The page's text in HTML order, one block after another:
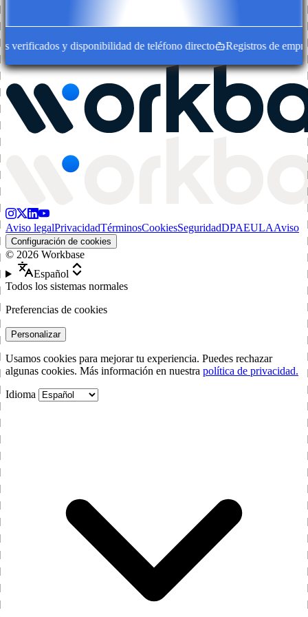
y disponibilidad de teléfono directo Registros de
Aviso legalPrivacidadTérminosCookiesSeguridadDPAEULAAviso
Configuración de cookies
© 2026 Workbase
Español
Todos los sistemas normales
Preferencias de cookies
Personalizar
Usamos cookies para mejorar tu experiencia. Puedes rechazar
algunas cookies. Más información en nuestra política de privacidad.
Idioma